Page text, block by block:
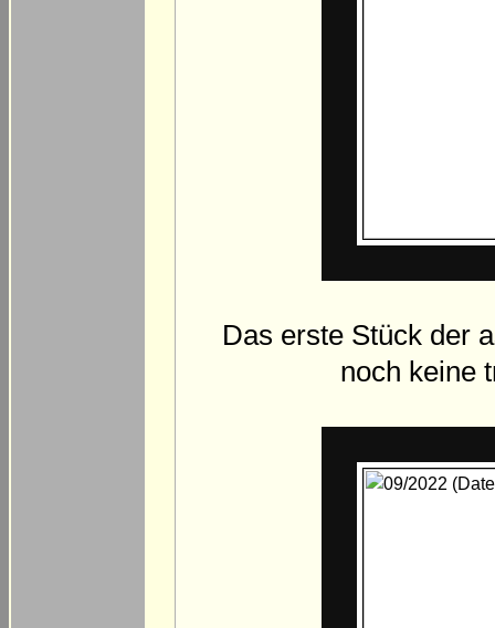
Das erste Stück der
noch keine